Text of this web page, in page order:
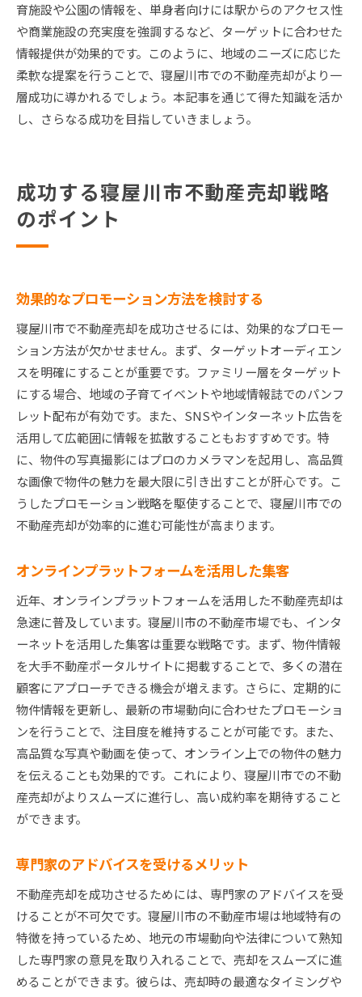
育施設や公園の情報を、単身者向けには駅からのアクセス性
や商業施設の充実度を強調するなど、ターゲットに合わせた
情報提供が効果的です。このように、地域のニーズに応じた
柔軟な提案を行うことで、寝屋川市での不動産売却がより一
層成功に導かれるでしょう。本記事を通じて得た知識を活か
し、さらなる成功を目指していきましょう。
成功する寝屋川市不動産売却戦略
のポイント
効果的なプロモーション方法を検討する
寝屋川市で不動産売却を成功させるには、効果的なプロモー
ション方法が欠かせません。まず、ターゲットオーディエン
スを明確にすることが重要です。ファミリー層をターゲット
にする場合、地域の子育てイベントや地域情報誌でのパンフ
レット配布が有効です。また、SNSやインターネット広告を
活用して広範囲に情報を拡散することもおすすめです。特
に、物件の写真撮影にはプロのカメラマンを起用し、高品質
な画像で物件の魅力を最大限に引き出すことが肝心です。こ
うしたプロモーション戦略を駆使することで、寝屋川市での
不動産売却が効率的に進む可能性が高まります。
オンラインプラットフォームを活用した集客
近年、オンラインプラットフォームを活用した不動産売却は
急速に普及しています。寝屋川市の不動産市場でも、インタ
ーネットを活用した集客は重要な戦略です。まず、物件情報
を大手不動産ポータルサイトに掲載することで、多くの潜在
顧客にアプローチできる機会が増えます。さらに、定期的に
物件情報を更新し、最新の市場動向に合わせたプロモーショ
ンを行うことで、注目度を維持することが可能です。また、
高品質な写真や動画を使って、オンライン上での物件の魅力
を伝えることも効果的です。これにより、寝屋川市での不動
産売却がよりスムーズに進行し、高い成約率を期待すること
ができます。
専門家のアドバイスを受けるメリット
不動産売却を成功させるためには、専門家のアドバイスを受
けることが不可欠です。寝屋川市の不動産市場は地域特有の
特徴を持っているため、地元の市場動向や法律について熟知
した専門家の意見を取り入れることで、売却をスムーズに進
めることができます。彼らは、売却時の最適なタイミングや